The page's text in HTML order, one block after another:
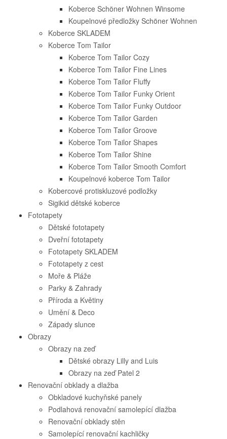
Koberce Schöner Wohnen Winsome
Koupelnové předložky Schöner Wohnen
Koberce SKLADEM
Koberce Tom Tailor
Koberce Tom Tailor Cozy
Koberce Tom Tailor Fine Lines
Koberce Tom Tailor Fluffy
Koberce Tom Tailor Funky Orient
Koberce Tom Tailor Funky Outdoor
Koberce Tom Tailor Garden
Koberce Tom Tailor Groove
Koberce Tom Tailor Shapes
Koberce Tom Tailor Shine
Koberce Tom Tailor Smooth Comfort
Koupelnové koberce Tom Tailor
Kobercové protiskluzové podložky
Sigikid dětské koberce
Fototapety
Dětské fototapety
Dveřní fototapety
Fototapety SKLADEM
Fototapety z cest
Moře & Pláže
Parky & Zahrady
Příroda a Květiny
Umění & Deco
Západy slunce
Obrazy
Obrazy na zeď
Dětské obrazy Lilly and Luis
Obrazy na zeď Patel 2
Renovační obklady a dlažba
Obkladové kuchyňské panely
Podlahová renovační samolepící dlažba
Renovační obklady stěn
Samolepící renovační kachličky